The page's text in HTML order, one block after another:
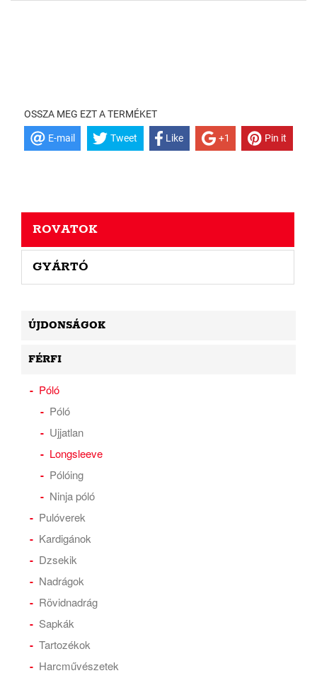
OSSZA MEG EZT A TERMÉKET
E-mail Tweet Like +1 Pin it
ROVATOK
GYÁRTÓ
ÚJDONSÁGOK
FÉRFI
Póló
Póló
Ujjatlan
Longsleeve
Pólóing
Ninja póló
Pulóverek
Kardigánok
Dzsekik
Nadrágok
Rövidnadrág
Sapkák
Tartozékok
Harcművészetek